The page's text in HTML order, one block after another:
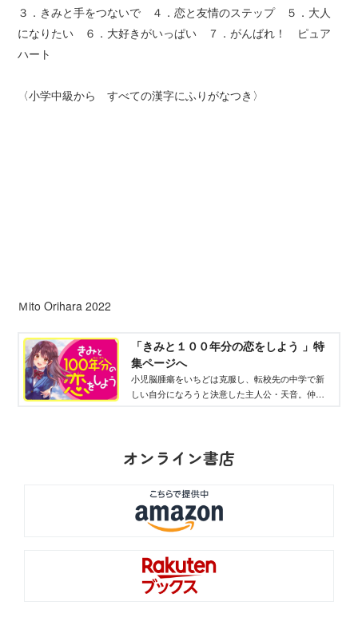
３．きみと手をつないで ４．恋と友情のステップ ５．大人
になりたい ６．大好きがいっぱい ７．がんばれ！ ピュア
ハート
〈小学中級から すべての漢字にふりがなつき〉
Ｍito Orihara 2022
「きみと１００年分の恋をしよう 」特
集ページへ
小児脳腫瘍をいちどは克服し、転校先の中学で新
しい自分になろうと決意した主人公・天音。仲よ
オンライン書店